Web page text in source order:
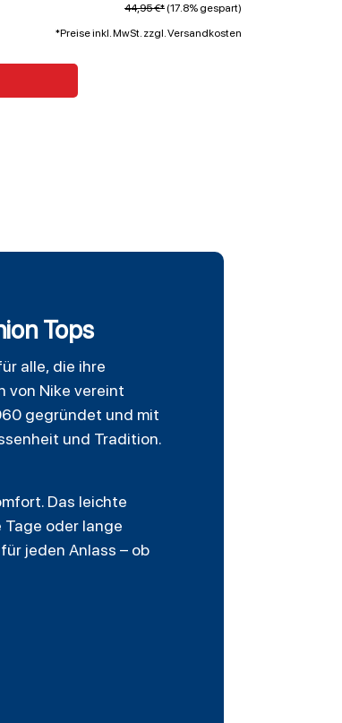
44,95 €* (17.8% gespart)
*Preise inkl. MwSt. zzgl. Versandkosten
Tops
alle, die ihre
von Nike vereint
gegründet und mit
und Tradition.
Das leichte
Tage oder lange
jeden Anlass – ob